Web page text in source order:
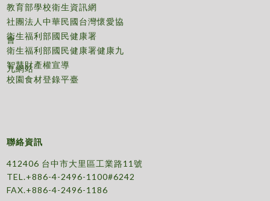
教育部學校衛生資訊網
社團法人中華民國台灣懷愛協
會
衛生福利部國民健康署
衛生福利部國民健康署健康九
九網站
智慧財產權宣導
校園食材登錄平臺
聯絡資訊
412406 台中市大里區工業路11號
TEL.+886-4-2496-1100#6242
FAX.+886-4-2496-1186